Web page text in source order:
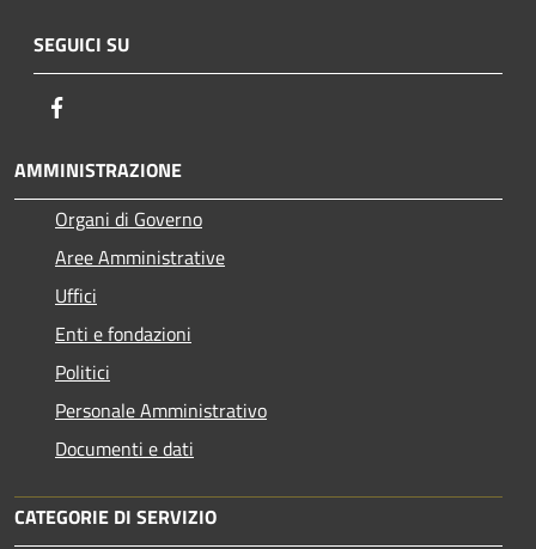
SEGUICI SU
AMMINISTRAZIONE
Organi di Governo
Aree Amministrative
Uffici
Enti e fondazioni
Politici
Personale Amministrativo
Documenti e dati
CATEGORIE DI SERVIZIO